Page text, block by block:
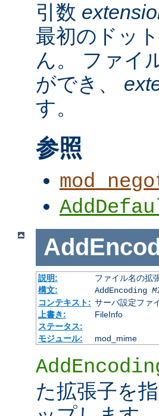
引数
最初のドッ
ん。 ファイ
ができ、
す。
参照
説明:
ファイル名の拡
構文:
AddEncoding
コンテキスト: サーバ設定ファ
上書き:
FileInfo
ステータス:
モジュール:
mod_mime
た拡張子を